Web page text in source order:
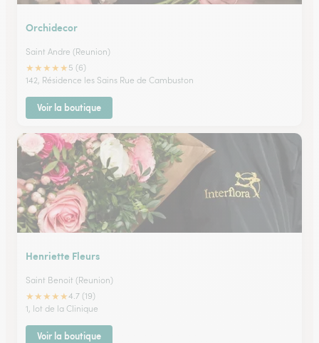
Orchidecor
Saint Andre (Reunion)
★★★★★ 5 (6)
142, Résidence les Sains Rue de Cambuston
Voir la boutique
Henriette Fleurs
Saint Benoit (Reunion)
★★★★★4.7 (19)
1, lot de la Clinique
Voir la boutique